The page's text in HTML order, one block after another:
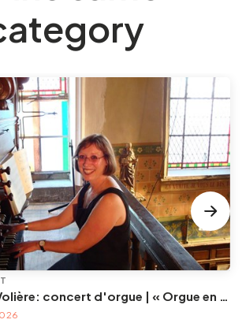
Les Estivales en Volière: concert d'orgue | « Orgue en Volière » , les 3e dimanches du mois (été) audition d’orgue (accès libre)